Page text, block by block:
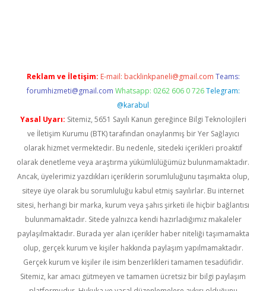
Reklam ve İletişim: E-mail: backlinkpaneli@gmail.com Teams:
forumhizmeti@gmail.com Whatsapp: 0262 606 0 726 Telegram:
@karabul
Yasal Uyarı: Sitemiz, 5651 Sayılı Kanun gereğince Bilgi Teknolojileri
ve İletişim Kurumu (BTK) tarafından onaylanmış bir Yer Sağlayıcı
olarak hizmet vermektedir. Bu nedenle, sitedeki içerikleri proaktif
olarak denetleme veya araştırma yükümlülüğümüz bulunmamaktadır.
Ancak, üyelerimiz yazdıkları içeriklerin sorumluluğunu taşımakta olup,
siteye üye olarak bu sorumluluğu kabul etmiş sayılırlar. Bu internet
sitesi, herhangi bir marka, kurum veya şahıs şirketi ile hiçbir bağlantısı
bulunmamaktadır. Sitede yalnızca kendi hazırladığımız makaleler
paylaşılmaktadır. Burada yer alan içerikler haber niteliği taşımamakta
olup, gerçek kurum ve kişiler hakkında paylaşım yapılmamaktadır.
Gerçek kurum ve kişiler ile isim benzerlikleri tamamen tesadüfidir.
Sitemiz, kar amacı gütmeyen ve tamamen ücretsiz bir bilgi paylaşım